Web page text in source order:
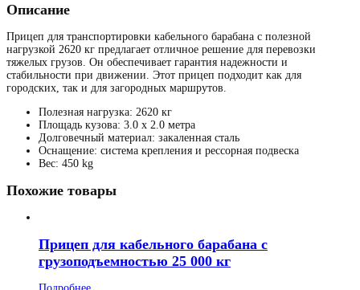
Описание
Прицеп для транспортировки кабельного барабана с полезной
нагрузкой 2620 кг предлагает отличное решение для перевозки
тяжелых грузов. Он обеспечивает гарантия надежности и
стабильности при движении. Этот прицеп подходит как для
городских, так и для загородных маршрутов.
Полезная нагрузка: 2620 кг
Площадь кузова: 3.0 x 2.0 метра
Долговечный материал: закаленная сталь
Оснащение: система крепления и рессорная подвеска
Вес: 450 kg
Похожие товары
Прицеп для кабельного барабана с
грузоподъемностью 25 000 кг